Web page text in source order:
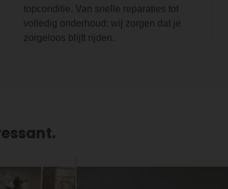
topconditie. Van snelle reparaties tot
volledig onderhoud: wij zorgen dat je
zorgeloos blijft rijden.